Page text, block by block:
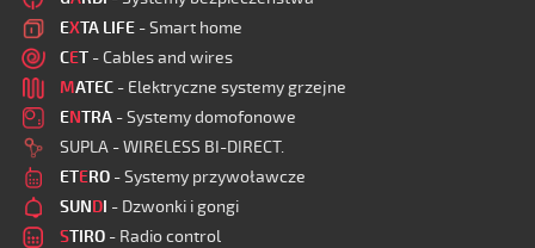
EXTA LIFE - Smart home
CET - Cables and wires
MATEC - Elektryczne systemy grzejne
ENTRA - Systemy domofonowe
SUPLA - WIRELESS BI-DIRECT.
ETERO - Systemy przywoławcze
SUNDI - Dzwonki i gongi
STIRO - Radio control